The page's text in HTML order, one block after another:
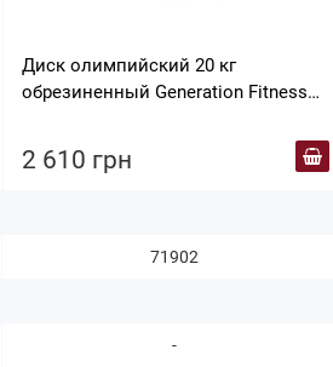
Диск олимпийский 20 кг
обрезиненный Generation Fitness
2 610 грн
71902
-